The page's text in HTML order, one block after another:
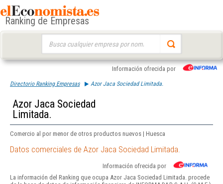
Ranking de Empresas
Información ofrecida por
Directorio Ranking Empresas Azor Jaca Sociedad Limitada.
Azor Jaca Sociedad
Limitada.
Comercio al por menor de otros productos nuevos | Huesca
Datos comerciales de Azor Jaca Sociedad Limitada.
Información ofrecida por
La información del Ranking que ocupa Azor Jaca Sociedad Limitada. procede